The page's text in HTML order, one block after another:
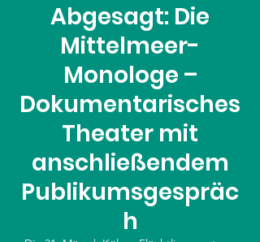
Abgesagt: Die
Mittelmeer-
Monologe –
Dokumentarisches
Theater mit
anschließendem
Publikumsgespräc
h